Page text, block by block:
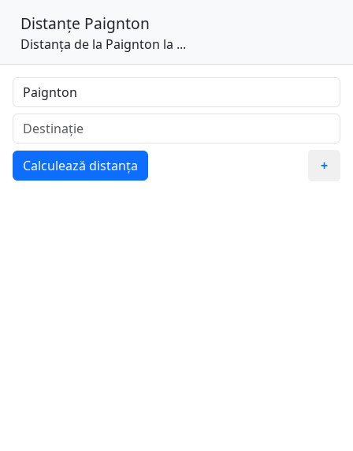
Distanțe Paignton
Distanța de la Paignton la ...
Calculează distanța +